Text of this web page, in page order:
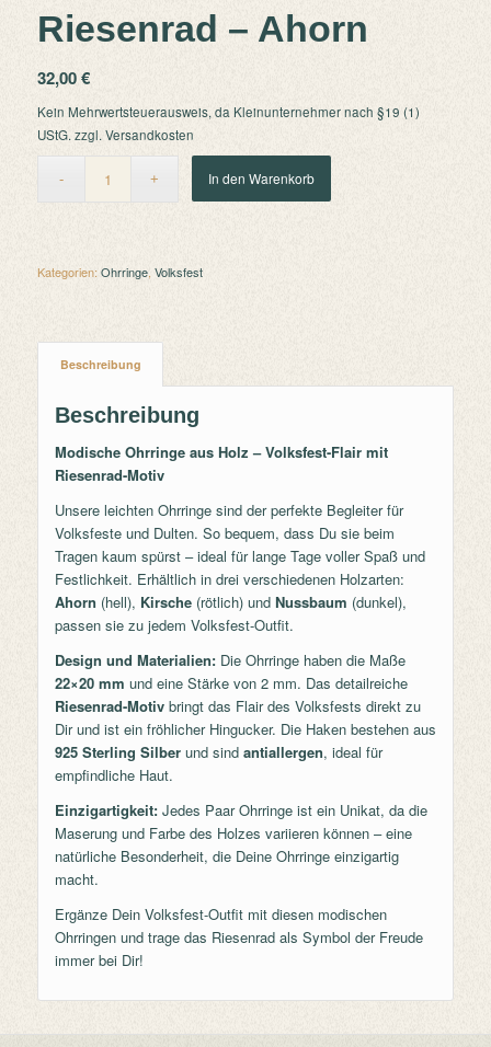
Riesenrad – Ahorn
32,00€
Kein Mehrwertsteuerausweis, da Kleinunternehmer nach §19 (1)
UStG. zzgl.Versandkosten
In den Warenkorb
Kategorien: Ohrringe, Volksfest
Beschreibung
Beschreibung
Modische Ohrringe aus Holz – Volksfest-Flair mit
Riesenrad-Motiv
Unsere leichten Ohrringe sind der perfekte Begleiter für
Volksfeste und Dulten. So bequem, dass Du sie beim
Tragen kaum spürst – ideal für lange Tage voller Spaß und
Festlichkeit. Erhältlich in drei verschiedenen Holzarten:
Ahorn (hell), Kirsche(rötlich) und Nussbaum (dunkel),
passen sie zu jedem Volksfest-Outfit.
Design und Materialien:Die Ohrringe haben die Maße
22×20 mm und eine Stärke von 2 mm. Das detailreiche
Riesenrad-Motivbringt das Flair des Volksfests direkt zu
Dir und ist ein fröhlicher Hingucker. Die Haken bestehen aus
925 Sterling Silberund sind antiallergen, ideal für
empfindliche Haut.
Einzigartigkeit:Jedes Paar Ohrringe ist ein Unikat, da die
Maserung und Farbe des Holzes variieren können – eine
natürliche Besonderheit, die Deine Ohrringe einzigartig
macht.
Ergänze Dein Volksfest-Outfit mit diesen modischen
Ohrringen und trage das Riesenrad als Symbol der Freude
immer bei Dir!